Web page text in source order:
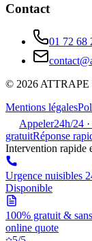
Contact
01 72 68
© 2026ATTRAPE
Mentions légales
Appeler24h/24
gratuitRéponse
Intervention rapide
Urgence nuisibles
Disponible
100% gratuit &
online quote